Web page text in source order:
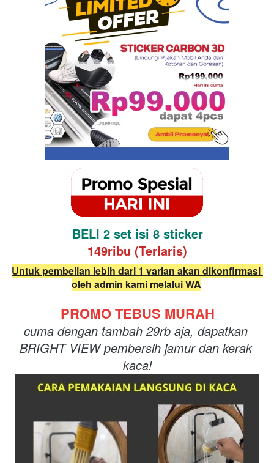
BELI 2 set isi 8 sticker
149ribu (Terlaris)
Untuk pembelian lebih dari 1 varian akan dikonfirmasi
oleh admin kami melalui WA
PROMO TEBUS MURAH
cuma dengan tambah 29rb aja, dapatkan
BRIGHT VIEW pembersih jamur dan kerak
kaca!